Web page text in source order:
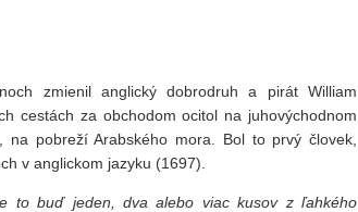
zmienil anglický dobrodruh a pirát William
cestách za obchodom ocitol na juhovýchodnom
na pobreží Arabského mora. Bol to prvý človek,
v anglickom jazyku (1697).
to buď jeden, dva alebo viac kusov z ľahkého